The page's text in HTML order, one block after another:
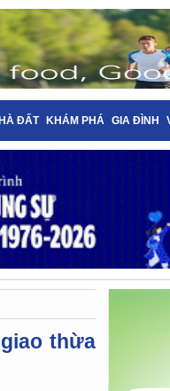
ĐẤT KHÁM PHÁ GIA ĐÌNH
thừa